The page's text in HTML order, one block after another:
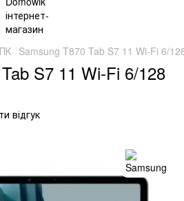
Samsung T870 Tab S7 11 Wi-Fi 6/
S7 11 Wi-Fi 6/128
відгук